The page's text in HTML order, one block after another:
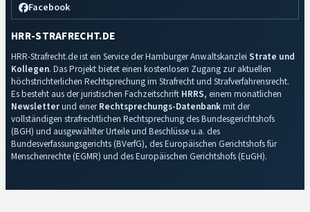
Facebook
HRR-STRAFRECHT.DE
HRR-Strafrecht.de ist ein Service der Hamburger Anwaltskanzlei Strate und
Kollegen. Das Projekt bietet einen kostenlosen Zugang zur aktuellen
höchstrichterlichen Rechtsprechung im Strafrecht und Strafverfahrensrecht.
Es besteht aus der juristischen Fachzeitschrift HRRS, einem monatlichen
Newsletterund einerRechtsprechungs-Datenbankmit der
vollständigen strafrechtlichen Rechtsprechung des Bundesgerichtshofs
(BGH) und ausgewählter Urteile und Beschlüsse u.a. des
Bundesverfassungsgerichts (BVerfG), des Europäischen Gerichtshofs für
Menschenrechte (EGMR) und des Europäischen Gerichtshofs (EuGH).